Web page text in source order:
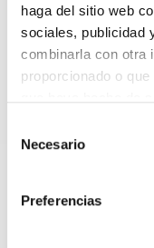
haga del sitio web
sociales, publicidad
combinarla con otra
proporcionado o
Necesario
Preferencias
SANIDAD CREA
LABOR DE LOS
06/08/2026
LA ALIANZA
PREMIOS DE LA
2026
CARTA DEL
REFORMA DE